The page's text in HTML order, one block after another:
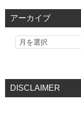
アーカイブ
DISCLAIMER